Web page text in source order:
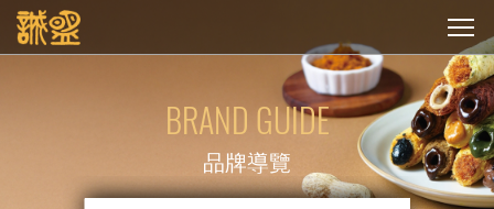
BRAND GUIDE
品牌導覽